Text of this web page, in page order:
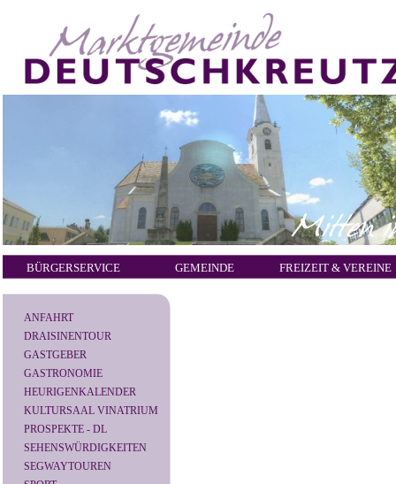
BÜRGERSERVICE GEMEINDE FREIZEIT & VEREINE
ANFAHRT
DRAISINENTOUR
GASTGEBER
GASTRONOMIE
HEURIGENKALENDER
KULTURSAAL VINATRIUM
PROSPEKTE - DL
SEHENSWÜRDIGKEITEN
SEGWAYTOUREN